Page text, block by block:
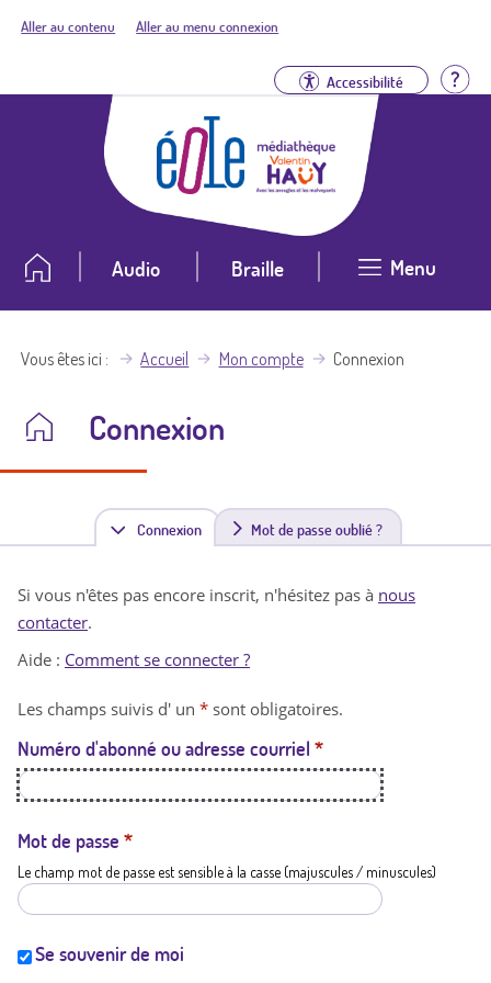
Aller au contenu Aller au menu connexion
Accessibilité
Audio Braille Menu
Vous êtes ici Accueil Mon compte Connexion
Connexion
Connexion(
n
t
a
t
i
Mot de passe oublié ?
Si vous n'êtes pas encore inscrit, n'hésitez pas à nous
contacter.
Aide : Comment se connecter ?
Les champs suivis d' un * sont obligatoires.
Numéro d'abonné ou adresse courriel *
Mot de passe *
Le champ mot de passe est sensible à la casse (majuscules / minuscules)
Se souvenir de moi